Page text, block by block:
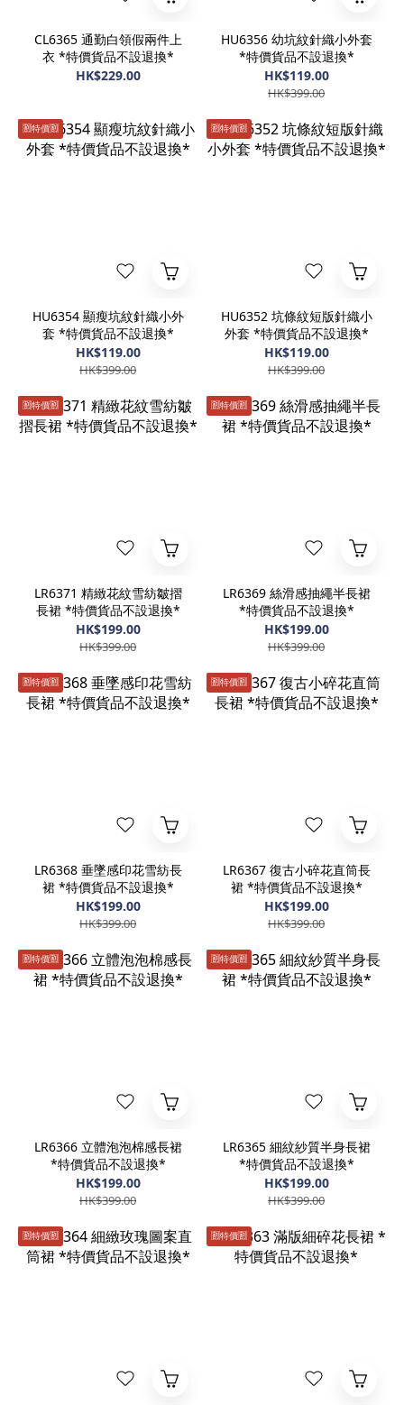
CL6365 通勤白領假兩件上
衣 *特價貨品不設退換*
HK$229.00
HU6356 幼坑紋針織小外套
*特價貨品不設退換*
HK$119.00
HK$399.00
🈹️特價🈹️
HU6354 顯瘦坑紋針織小外
套 *特價貨品不設退換*
HK$119.00
HK$399.00
🈹️特價🈹️
HU6352 坑條紋短版針織小
外套 *特價貨品不設退換*
HK$119.00
HK$399.00
🈹️特價🈹️
LR6371 精緻花紋雪紡皺摺
長裙 *特價貨品不設退換*
HK$199.00
HK$399.00
🈹️特價🈹️
LR6369 絲滑感抽繩半長裙
*特價貨品不設退換*
HK$199.00
HK$399.00
🈹️特價🈹️
LR6368 垂墜感印花雪紡長
裙 *特價貨品不設退換*
HK$199.00
HK$399.00
🈹️特價🈹️
LR6367 復古小碎花直筒長
裙 *特價貨品不設退換*
HK$199.00
HK$399.00
🈹️特價🈹️
LR6366 立體泡泡棉感長裙
*特價貨品不設退換*
HK$199.00
HK$399.00
🈹️特價🈹️
LR6365 細紋紗質半身長裙
*特價貨品不設退換*
HK$199.00
HK$399.00
🈹️特價🈹️ 🈹️特價🈹️